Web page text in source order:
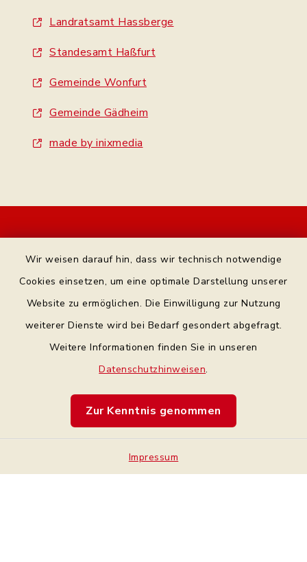
Wir weisen darauf hin, dass wir technisch notwendige
Cookies einsetzen, um eine optimale Darstellung unserer
Website zu ermöglichen. Die Einwilligung zur Nutzung
weiterer Dienste wird bei Bedarf gesondert abgefragt.
Weitere Informationen finden Sie in unseren
Datenschutzhinweisen.
Zur Kenntnis genommen
Impressum
Landratsamt Hassberge
Standesamt Haßfurt
Gemeinde Wonfurt
Gemeinde Gädheim
made by inixmedia
Bankverbindung
Barrierefreiheit
Impressum
Sitemap